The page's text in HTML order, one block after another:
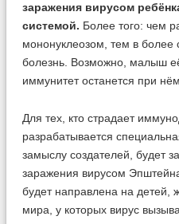
заражения вирусом
системой. Более того: чем
мононуклеозом, тем в
болезнь. Возможно, малыш
иммунитет останется при
Для тех, кто страдает
разрабатывается
замыслу создателей, будет
заражения вирусом
будет направлена на детей,
мира, у которых вирус